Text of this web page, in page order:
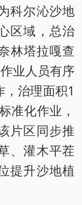
科尔沁沙地
区域，总治
林塔拉嘎查
业人员有序
治理面积1
准化作业，
片区同步推
、灌木平茬
提升沙地植